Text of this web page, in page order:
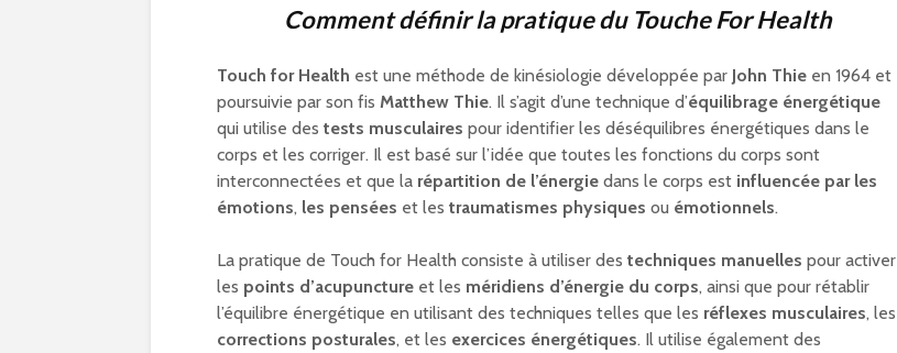
Comment définir la pratique du Touche For Health
Touch for Health est une méthode de kinésiologie développée par John Thie en 1964 et
poursuivie par son fis Matthew Thie. Il s’agit d’une technique d’équilibrage énergétique
qui utilise des tests musculaires pour identifier les déséquilibres énergétiques dans le
corps et les corriger. Il est basé sur l’idée que toutes les fonctions du corps sont
interconnectées et que la répartition de l’énergie dans le corps est influencée par les
émotions, les pensées et les traumatismes physiques ou émotionnels.
La pratique de Touch for Health consiste à utiliser des techniques manuelles pour activer
les points d’acupuncture et les méridiens d’énergie du corps, ainsi que pour rétablir
l’équilibre énergétique en utilisant des techniques telles que les réflexes musculaires, les
corrections posturales, et les exercices énergétiques. Il utilise également des